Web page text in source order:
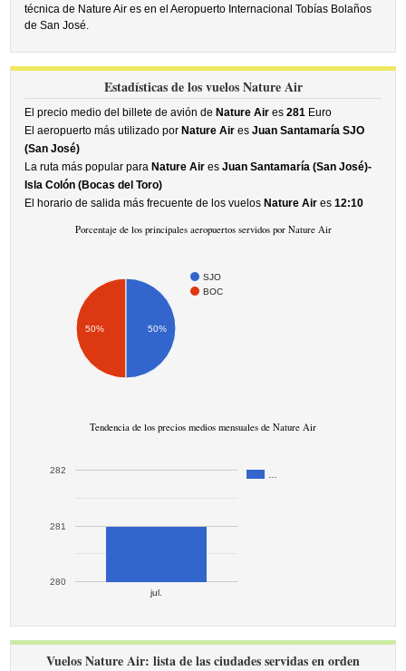
técnica de Nature Air es en el Aeropuerto Internacional Tobías Bolaños
de San José.
Estadísticas de los vuelos Nature Air
El precio medio del billete de avión de Nature Air es281 Euro
El aeropuerto más utilizado por Nature Air esJuan Santamaría SJO
(San José)
La ruta más popular para Nature Air esJuan Santamaría (San José)-
Isla Colón (Bocas del Toro)
El horario de salida más frecuente de los vuelos Nature Air es12:10
Porcentaje de los principales aeropuertos servidos por Nature Air
SJO
BOC
50% 50%
Tendencia de los precios medios mensuales de Nature Air
jul.
280
281
282
Vuelos Nature Air: lista de las ciudades servidas en orden